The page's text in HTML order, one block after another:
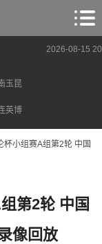
2026-08-15
玉昆
英博
小组赛A组第2轮 中国
第2轮 中国
像回放